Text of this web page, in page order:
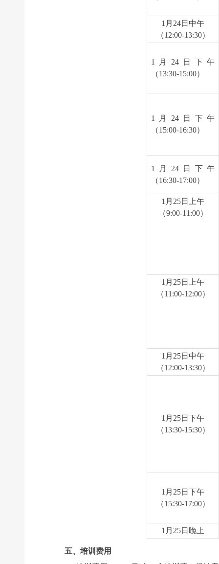
1 月24日中午
（12:00-13:30）
1
月24日下午
（13:30-15:00）
1
月24日下午
（15:00-16:30）
1
月24日下午
（16:30-17:00）
1 月25日上午
（9:00-11:00）
1 月25日上午
（11:00-12:00）
1 月25日中午
（12:00-13:30）
1 月25日下午
（13:30-15:30）
1 月25日下午
（15:30-17:00）
1 月25日晚上
五、培训费用